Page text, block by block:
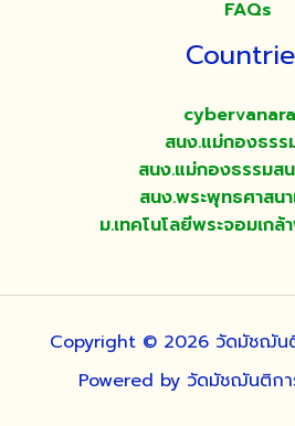
FAQs
สนง.แม่กองธรร
สนง.แม่กองธรรมส
สนง.พระพุทธศาสน
ม.เทคโนโลยีพระจอมเกล้
Copyright © 2026 วัดมัชฌัน
Powered by วัดมัชฌันติก